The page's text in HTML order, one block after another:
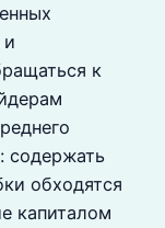
и
к
содержать
обходятся
капиталом